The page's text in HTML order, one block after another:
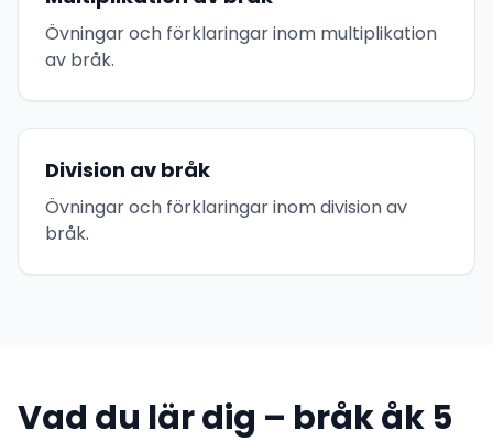
Övningar och förklaringar inom multiplikation
av bråk.
Division av bråk
Övningar och förklaringar inom division av
bråk.
Vad du lär dig – bråk åk 5